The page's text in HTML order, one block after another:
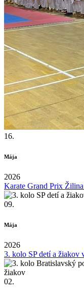
16.
Mája
2026
Karate Grand Prix
09.
Mája
2026
3. kolo SP detí a žiakov
02.